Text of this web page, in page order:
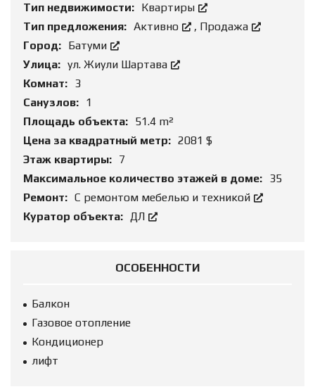
Тип недвижимости: Квартиры
Тип предложения: Активно , Продажа
Город: Батуми
Улица: ул. Жиули Шартава
Комнат: 3
Санузлов: 1
Площадь объекта: 51.4 m²
Цена за квадратный метр: 2081 $
Этаж квартиры: 7
Максимальное количество этажей в доме: 35
Ремонт: С ремонтом мебелью и техникой
Куратор объекта: ДЛ
ОСОБЕННОСТИ
Балкон
Газовое отопление
Кондиционер
лифт